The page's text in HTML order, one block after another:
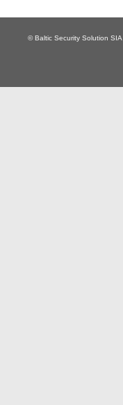
© Baltic Security Solution SIA